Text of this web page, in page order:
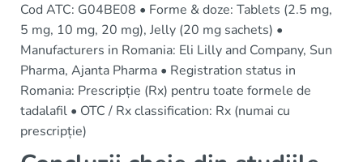
Cod ATC: G04BE08 • Forme & doze: Tablets (2.5 mg,
5 mg, 10 mg, 20 mg), Jelly (20 mg sachets) •
Manufacturers in Romania: Eli Lilly and Company, Sun
Pharma, Ajanta Pharma • Registration status in
Romania: Prescripție (Rx) pentru toate formele de
tadalafil • OTC / Rx classification: Rx (numai cu
prescripție)